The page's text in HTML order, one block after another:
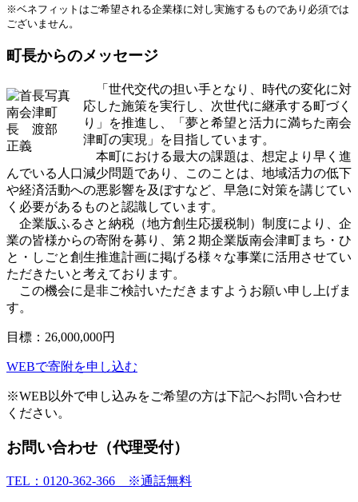
※ベネフィットはご希望される企業様に対し実施するものであり必須では
ございません。
町長からのメッセージ
南会津町
長 渡部
正義
「世代交代の担い手となり、時代の変化に対
応した施策を実行し、次世代に継承する町づく
り」を推進し、「夢と希望と活力に満ちた南会
津町の実現」を目指しています。
本町における最大の課題は、想定より早く進
んでいる人口減少問題であり、このことは、地域活力の低下
や経済活動への悪影響を及ぼすなど、早急に対策を講じてい
く必要があるものと認識しています。
企業版ふるさと納税（地方創生応援税制）制度により、企
業の皆様からの寄附を募り、第２期企業版南会津町まち・ひ
と・しごと創生推進計画に掲げる様々な事業に活用させてい
ただきたいと考えております。
この機会に是非ご検討いただきますようお願い申し上げま
す。
目標： 26,000,000円
WEBで寄附を申し込む
※WEB以外で申し込みをご希望の方は下記へお問い合わせ
ください。
お問い合わせ（代理受付）
TEL：0120-362-366 ※通話無料